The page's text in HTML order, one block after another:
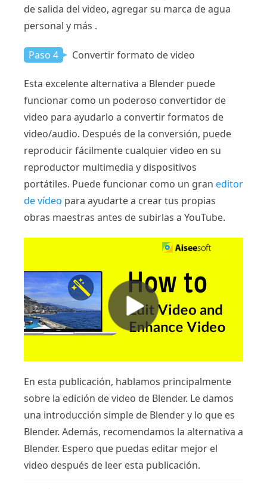
de salida del video, agregar su marca de agua
personal y más .
Paso 4 Convertir formato de video
Esta excelente alternativa a Blender puede
funcionar como un poderoso convertidor de
video para ayudarlo a convertir formatos de
video/audio. Después de la conversión, puede
reproducir fácilmente cualquier video en su
reproductor multimedia y dispositivos
portátiles. Puede funcionar como un gran editor
de vídeo para ayudarte a crear tus propias
obras maestras antes de subirlas a YouTube.
En esta publicación, hablamos principalmente
sobre la edición de video de Blender. Le damos
una introducción simple de Blender y lo que es
Blender. Además, recomendamos la alternativa a
Blender. Espero que puedas editar mejor el
video después de leer esta publicación.